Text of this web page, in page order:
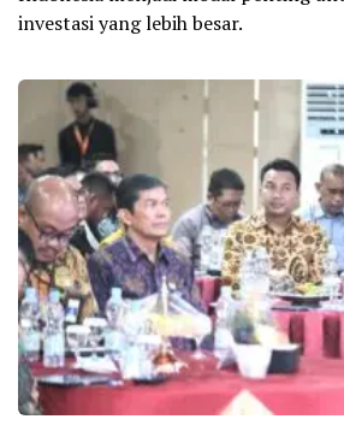
investasi yang lebih besar.